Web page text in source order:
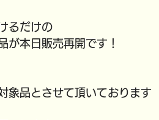
るだけの
が本日販売再開です！
象品とさせて頂いております